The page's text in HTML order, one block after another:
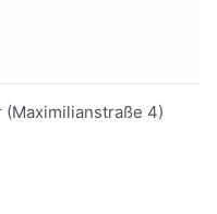
(Maximilianstraße 4)